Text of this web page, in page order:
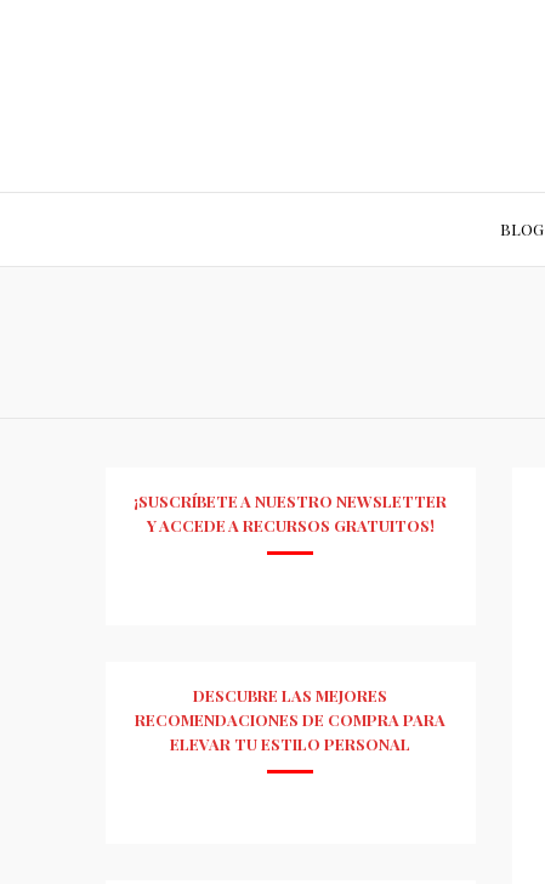
BLOG
¡SUSCRÍBETE A NUESTRO NEWSLETTER
Y ACCEDE A RECURSOS GRATUITOS!
DESCUBRE LAS MEJORES
RECOMENDACIONES DE COMPRA PARA
ELEVAR TU ESTILO PERSONAL